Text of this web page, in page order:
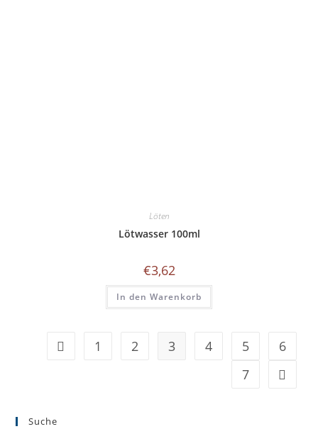
Löten
Lötwasser 100ml
€3,62
In den Warenkorb
1 2 3 4 5
6
7
Suche